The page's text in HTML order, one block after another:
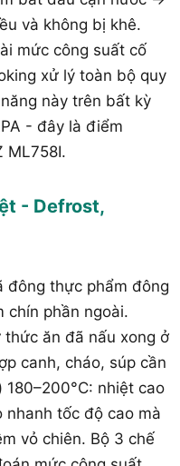
và không bị khê.
mức công suất cố
xử lý toàn bộ quy
này trên bất kỳ
- đây là điểm
ML758I.
- Defrost,
đông thực phẩm đông
chín phần ngoài.
thức ăn đã nấu xong ở
canh, cháo, súp cần
nhiệt cao
nhanh tốc độ cao mà
vỏ chiên. Bộ 3 chế